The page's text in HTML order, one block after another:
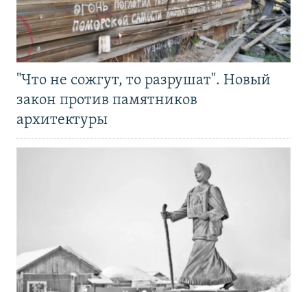
"Что не сожгут, то разрушат". Новый
закон против памятников
архитектуры